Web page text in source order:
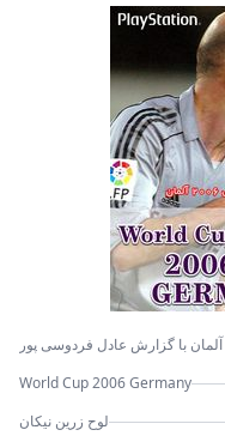
World Cup 2006 Germany
لوح زرین نیکان